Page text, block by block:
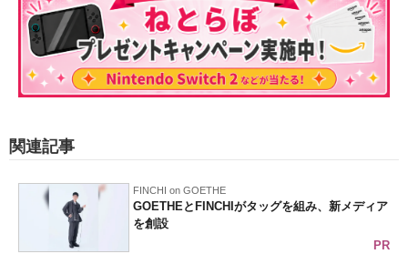
関連記事
FINCHI on GOETHE
GOETHEとFINCHIがタッグを組み、新メディア
を創設
PR